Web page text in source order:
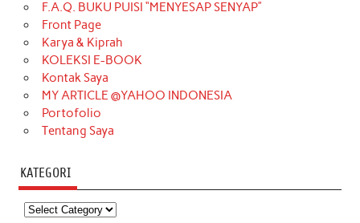
F.A.Q. BUKU PUISI “MENYESAP SENYAP”
Front Page
Karya & Kiprah
KOLEKSI E-BOOK
Kontak Saya
MY ARTICLE @YAHOO INDONESIA
Portofolio
Tentang Saya
KATEGORI
Kategori